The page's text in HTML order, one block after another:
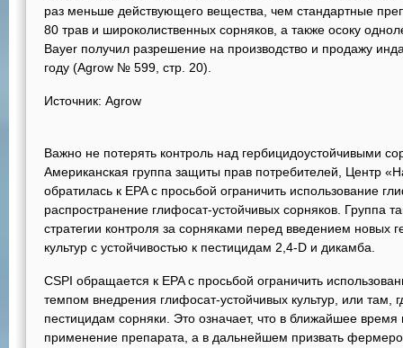
раз меньше действующего вещества, чем стандартные
80 трав и широколиственных сорняков, а также осоку
Bayer получил разрешение на производство и продажу
году (Agrow № 599, стр. 20).
Источник: Agrow
Важно не потерять контроль над гербицидоустойчивыми
Американская группа защиты прав потребителей, Центр
обратилась к EPA с просьбой ограничить использование
распространение глифосат-устойчивых сорняков. Группа
стратегии контроля за сорняками перед введением новых
культур с устойчивостью к пестицидам 2,4-D и дикамба.
CSPI обращается к EPA с просьбой ограничить
темпом внедрения глифосат-устойчивых культур, или там,
пестицидам сорняки. Это означает, что в ближайшее время
применение препарата, а в дальнейшем призвать